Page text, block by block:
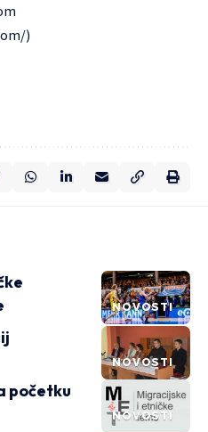
)
NOVOSTI
NOVOSTI
NOVOSTI
početku